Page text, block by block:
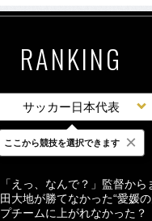
RANKING
サッカー日本代表
最新 24時間 週間
「えっ、なんで？」監督か
田大地が勝てなかった“愛媛
プチームに上がれなかった？
ここから競技を選択できます ×